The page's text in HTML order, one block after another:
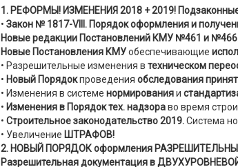
1. РЕФОРМЫ! ИЗМЕНЕНИЯ 2018 + 2019!
• Закон № 1817-VIII. Порядок оформления и
Новые редакции Постановлений КМУ №461 и
Новые Постановления КМУобеспечивающие
• Разрешительные изменения в техническом
• Новый Порядокпроведения обследования
• Изменения в системе нормированияи
• Изменения в Порядок тех. надзораво время
• Строительное законодательство 2019.Система
• Увеличение ШТРАФОВ!
2. НОВЫЙ ПОРЯДОКоформления
Разрешительная документация в